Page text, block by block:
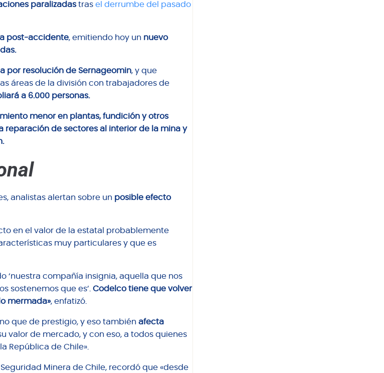
paralizadastras el derrumbe del pasado
post-accidente, emitiendo hoy un nuevo
por resolución de Sernageomin, y que
áreas de la división con trabajadores de
a 6.000 personas.
menor en plantas, fundición y otros
de sectores al interior de la mina y
analistas alertan sobre un posible efecto
en el valor de la estatal probablemente
muy particulares y que es
‘nuestra compañía insignia, aquella que nos
sostenemos que es’. Codelco tiene que volver
mermada», enfatizó.
que de prestigio, y eso también afecta
valor de mercado, y con eso, a todos quienes
República de Chile».
Minera de Chile, recordó que «desde